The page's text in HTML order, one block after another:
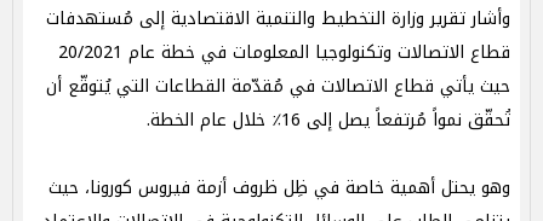
وأشار تقرير وزارة التخطيط والتنمية الاقتصادية إلى مُستهدفات
قطاع الاتصالات وتكنولوجيا المعلومات في خطة عام 20/2021
حيث يأتي قطاع الاتصالات في مُقدّمة القطاعات التي يُتوقّع أن
تُحقّق نمواً مُرتفعاً يصل إلى 16٪ خلال عام الخطة.
وهو يحتل أهمية خاصة في ظِل ظروف أزمة فيروس كورونا، حيث